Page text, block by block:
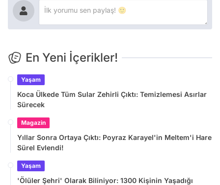
En Yeni İçerikler!
Yaşam
Koca Ülkede Tüm Sular Zehirli Çıktı: Temizlemesi Asırlar
Sürecek
Magazin
Yıllar Sonra Ortaya Çıktı: Poyraz Karayel'in Meltem'i Hare
Sürel Evlendi!
Yaşam
'Ölüler Şehri' Olarak Biliniyor: 1300 Kişinin Yaşadığı